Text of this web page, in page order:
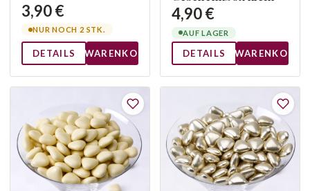
3,90 €
NUR NOCH 2 STK.
DETAILS WARENKORB
4,90 €
AUF LAGER
DETAILS WARENKORB